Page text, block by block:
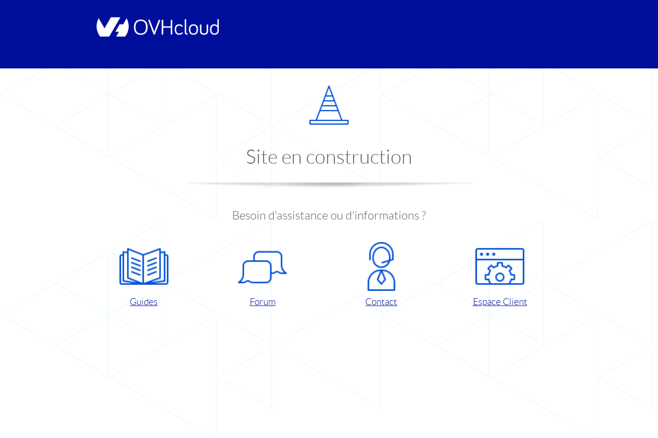
Site en construction
Besoin d'assistance ou d'informations ?
Guides Forum Contact Espace Client